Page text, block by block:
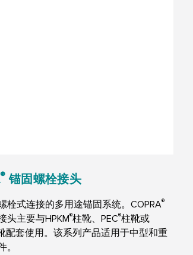
® 锚固螺栓接头
栓式连接的多用途锚固系统。COPRA®
头主要与HPKM®柱靴、PEC®柱靴或
配套使用。该系列产品适用于中型和重
。